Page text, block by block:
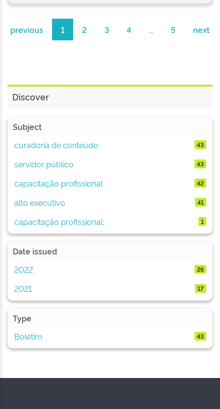
previous 1 2 3 4 ... 5 next
Discover
Subject
curadoria de conteúdo
43
servidor público 43
capacitação profissional 42
alto executivo 41
capacitação profissional; 1
Date issued
2022
26
2021 17
Type
Boletim
43